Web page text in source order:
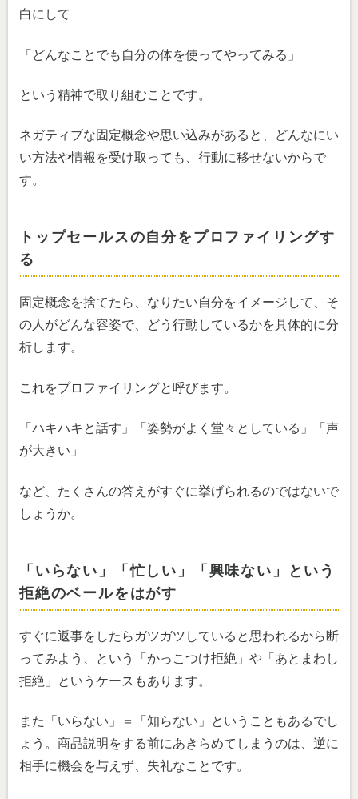
白にして
「どんなことでも自分の体を使ってやってみる」
という精神で取り組むことです。
ネガティブな固定概念や思い込みがあると、どんなにい
い方法や情報を受け取っても、行動に移せないからで
す。
トップセールスの自分をプロファイリングす
る
固定概念を捨てたら、なりたい自分をイメージして、そ
の人がどんな容姿で、どう行動しているかを具体的に分
析します。
これをプロファイリングと呼びます。
「ハキハキと話す」「姿勢がよく堂々としている」「声
が大きい」
など、たくさんの答えがすぐに挙げられるのではないで
しょうか。
「いらない」「忙しい」「興味ない」という
拒絶のベールをはがす
すぐに返事をしたらガツガツしていると思われるから断
ってみよう、という「かっこつけ拒絶」や「あとまわし
拒絶」というケースもあります。
また「いらない」＝「知らない」ということもあるでし
ょう。商品説明をする前にあきらめてしまうのは、逆に
相手に機会を与えず、失礼なことです。